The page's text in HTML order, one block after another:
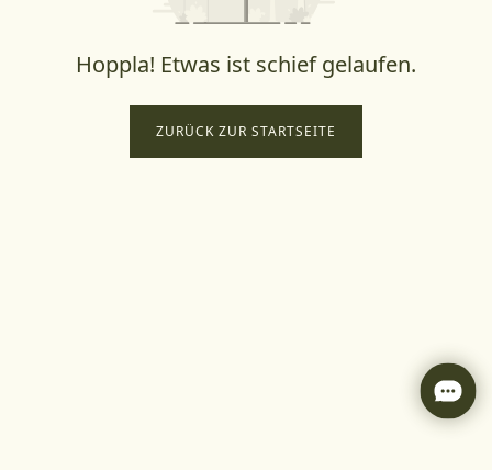
Hoppla! Etwas ist schief gelaufen.
ZURÜCK ZUR STARTSEITE